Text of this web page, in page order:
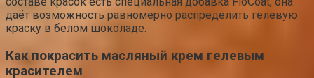
даёт возможность равномерно распределить гелевую
краску в белом шоколаде.
Как покрасить масляный крем гелевым
красителем